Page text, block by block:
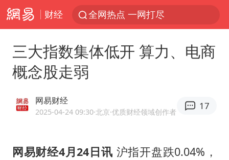
财经 全网热点 一网打尽
三大指数集体低开 算力、电商
概念股走弱
网易财经
2025-04-24 09:30·北京·优质财经领域创作者
17
网易财经4月24日讯 沪指开盘跌0.04%，